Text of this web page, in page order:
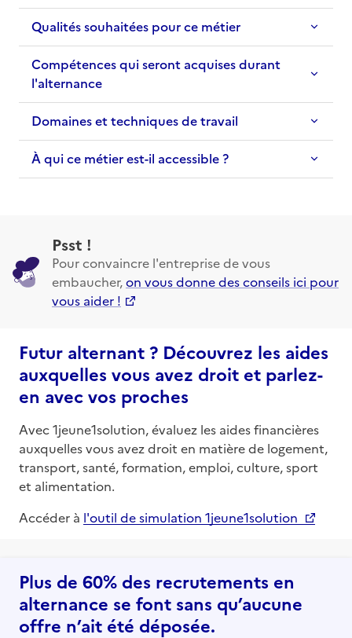
Qualités souhaitées pour ce métier
Compétences qui seront acquises durant
l'alternance
Domaines et techniques de travail
À qui ce métier est-il accessible ?
Psst !
Pour convaincre l'entreprise de vous
embaucher,on vous donne des conseils ici pour
vous aider !
Futur alternant ? Découvrez les aides
auxquelles vous avez droit et parlez-
en avec vos proches
Avec 1jeune1solution, évaluez les aides financières
auxquelles vous avez droit en matière de logement,
transport, santé, formation, emploi, culture, sport
et alimentation.
Accéder à l'outil de simulation 1jeune1solution
Plus de 60% des recrutements en
alternance se font sans qu’aucune
offre n’ait été déposée.